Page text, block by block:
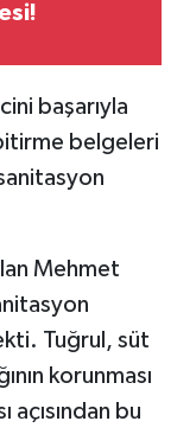
başarıyla
belgeleri
Mehmet
Tuğrul, süt
korunması
açısından bu